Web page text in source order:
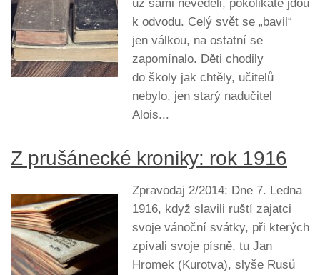
už sami nevěděli, pokolikáté jdou
k odvodu. Celý svět se „bavil“
jen válkou, na ostatní se
zapomínalo. Děti chodily
do školy jak chtěly, učitelů
nebylo, jen starý nadučitel
Alois...
Z prušánecké kroniky: rok 1916
Zpravodaj 2/2014: Dne 7. Ledna
1916, když slavili ruští zajatci
svoje vánoční svátky, při kterých
zpívali svoje písně, tu Jan
Hromek (Kurotva), slyše Rusů